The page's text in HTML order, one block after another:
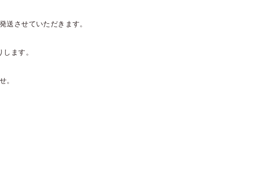
させていただきます。
ます。
。